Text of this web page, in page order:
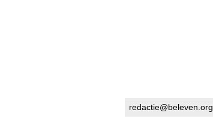
redactie@beleven.org